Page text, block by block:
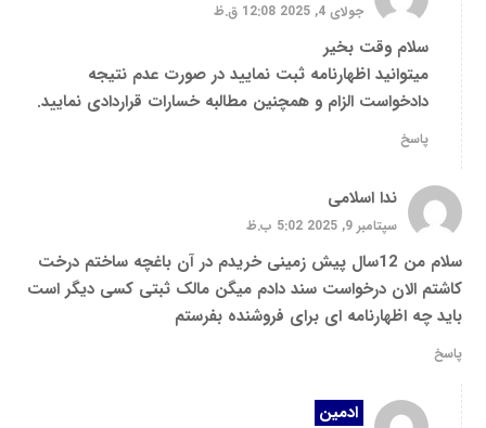
جولای 4, 2025 12:08 ق.ظ
سلام وقت بخیر
میتوانید اظهارنامه ثبت نمایید در صورت عدم نتیجه
دادخواست الزام و همچنین مطالبه خسارات قراردادی نمایید.
پاسخ
ندا اسلامی
سپتامبر 9, 2025 5:02 ب.ظ
سلام من 12سال پیش زمینی خریدم در آن باغچه ساختم درخت
کاشتم الان درخواست سند دادم میگن مالک ثبتی کسی دیگر است
باید چه اظهارنامه ای برای فروشنده بفرستم
پاسخ
ادمین